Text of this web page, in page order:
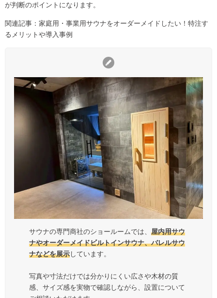
が判断のポイントになります。
関連記事： 家庭用・事業用サウナをオーダーメイドしたい！特注す
るメリットや導入事例
サウナの専門商社のショールームでは、屋内用サウ
ナやオーダーメイドビルトインサウナ、バレルサウ
ナなどを展示しています。
写真や寸法だけでは分かりにくい広さや木材の質
感、サイズ感を実物で確認しながら、設置について